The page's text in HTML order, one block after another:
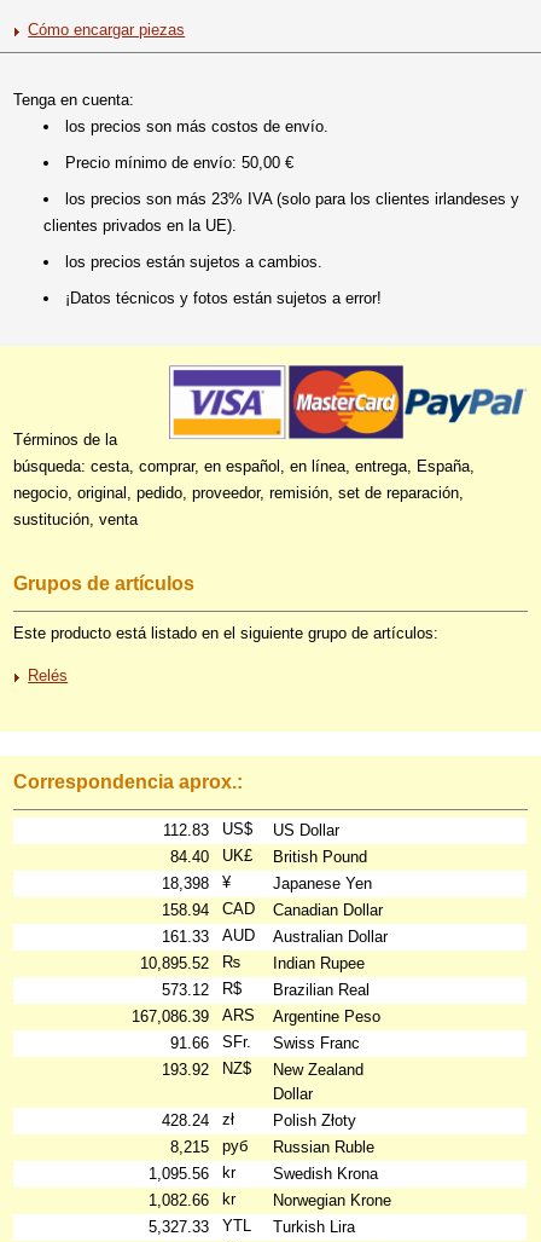
Cómo encargar piezas
Tenga en cuenta:
los precios son más costos de envío.
Precio mínimo de envío: 50,00 €
los precios son más 23% IVA (solo para los clientes irlandeses y
clientes privados en la UE).
los precios están sujetos a cambios.
¡Datos técnicos y fotos están sujetos a error!
Términos de la
búsqueda: cesta, comprar, en español, en línea, entrega, España,
negocio, original, pedido, proveedor, remisión, set de reparación,
sustitución, venta
Grupos de artículos
Este producto está listado en el siguiente grupo de artículos:
Relés
Correspondencia aprox.:
112.83 US$
US Dollar
84.40
UK£
British Pound
18,398
¥
Japanese Yen
158.94
CAD
Canadian Dollar
161.33
AUD
Australian Dollar
10,895.52
₨
Indian Rupee
573.12
R$
Brazilian Real
167,086.39
ARS
Argentine Peso
91.66
SFr.
Swiss Franc
193.92
NZ$
New Zealand
Dollar
428.24
zł
Polish Złoty
8,215
руб
Russian Ruble
1,095.56
kr
Swedish Krona
1,082.66
kr
Norwegian Krone
5,327.33
YTL
Turkish Lira